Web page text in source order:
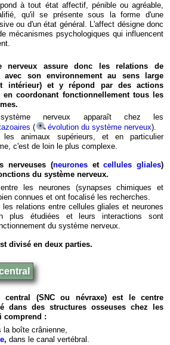
à tout état affectif, pénible ou agréable,
qu'il se présente sous la forme d'une
ou d'un état général. L'affect désigne donc
mécanismes psychologiques qui influencent
nerveux assure donc les relations de
avec son environnement au sens large
intérieur) et y répond par des actions
en coordonant fonctionnellement tous les
nerveux apparaît chez les
( évolution du système nerveux).
les animaux supérieurs, et en particulier
c'est de loin le plus complexe.
nerveuses (neuronesetcellules gliales)
du système nerveux.
les neurones (synapses chimiques et
connues et ont focalisé les recherches.
les relations entre cellules gliales et neurones
plus étudiées et leurs interactions sont
du système nerveux.
divisé en deux parties.
central (SNC ou névraxe) est le centre
dans des structures osseuses chez les
comprend :
la boîte crânienne,
, dans le canal vertébral.